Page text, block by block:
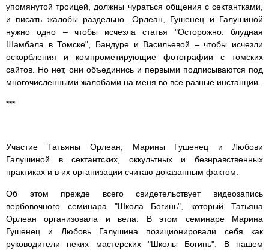
упомянутой троицей, должны чураться общения с сектантками,
и писать жалобы раздельно. Орлеан, Гушенец и Галушиной
нужно одно – чтобы исчезла статья "Осторожно: блудная
Шамбала в Томске", Бандуре и Васильевой – чтобы исчезли
оскорбления и компрометирующие фотографии с томских
сайтов. Но нет, они объединись и первыми подписываются под
многочисленными жалобами на меня во все разные инстанции.
***
Участие Татьяны Орлеан, Марины Гушенец и Любови
Галушиной в сектантских, оккультных и безнравственных
практиках и в их организации считаю доказанным фактом.
Об этом прежде всего свидетельствует видеозапись
вербовочного семинара "Школа Богинь", который Татьяна
Орлеан организовала и вела. В этом семинаре Марина
Гушенец и Любовь Галушина позиционировали себя как
руководители неких мастерских "Школы Богинь". В нашем